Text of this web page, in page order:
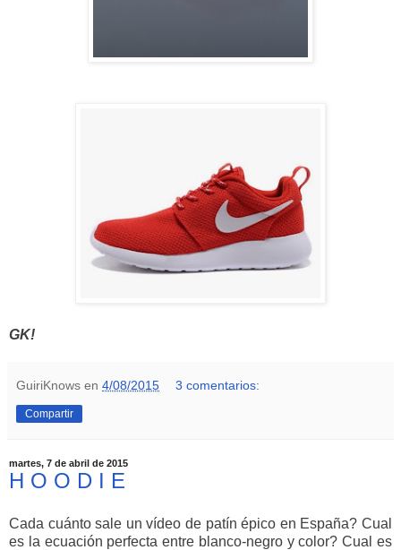
GK!
GuiriKnows en 4/08/2015 3 comentarios:
Compartir
martes, 7 de abril de 2015
H O O D I E
Cada cuánto sale un vídeo de patín épico en España? Cual
es la ecuación perfecta entre blanco-negro y color? Cual es